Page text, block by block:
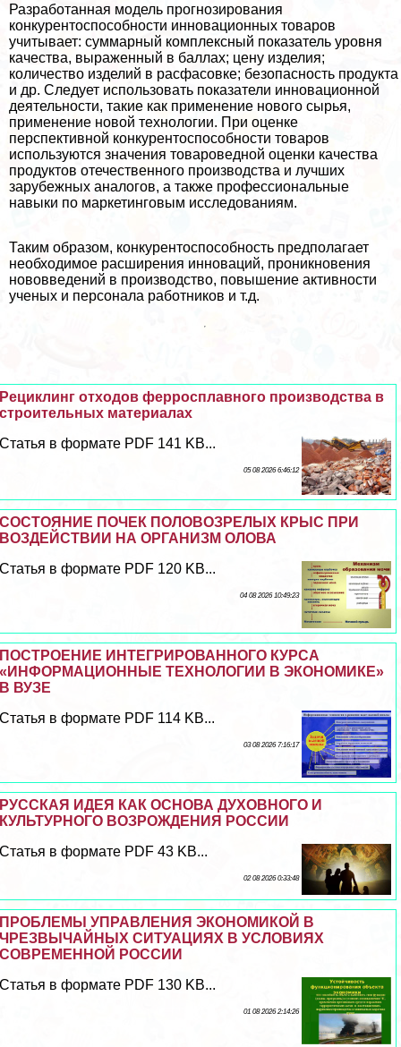
Разработанная модель прогнозирования
конкурентоспособности инновационных товаров
учитывает: суммарный комплексный показатель уровня
качества, выраженный в баллах; цену изделия;
количество изделий в расфасовке; безопасность продукта
и др. Следует использовать показатели инновационной
деятельности, такие как применение нового сырья,
применение новой технологии. При оценке
перспективной конкурентоспособности товаров
используются значения товароведной оценки качества
продуктов отечественного производства и лучших
зарубежных аналогов, а также профессиональные
навыки по маркетинговым исследованиям.
Таким образом, конкурентоспособность предполагает
необходимое расширения инноваций, проникновения
нововведений в производство, повышение активности
ученых и персонала работников и т.д.
Рециклинг отходов ферросплавного производства в
строительных материалах
Статья в формате PDF 141 KB...
05 08 2026 6:46:12
СОСТОЯНИЕ ПОЧЕК ПОЛОВОЗРЕЛЫХ КРЫС ПРИ
ВОЗДЕЙСТВИИ НА ОРГАНИЗМ ОЛОВА
Статья в формате PDF 120 KB...
04 08 2026 10:49:23
ПОСТРОЕНИЕ ИНТЕГРИРОВАННОГО КУРСА
«ИНФОРМАЦИОННЫЕ ТЕХНОЛОГИИ В ЭКОНОМИКЕ»
В ВУЗЕ
Статья в формате PDF 114 KB...
03 08 2026 7:16:17
РУССКАЯ ИДЕЯ КАК ОСНОВА ДУХОВНОГО И
КУЛЬТУРНОГО ВОЗРОЖДЕНИЯ РОССИИ
Статья в формате PDF 43 KB...
02 08 2026 0:33:48
ПРОБЛЕМЫ УПРАВЛЕНИЯ ЭКОНОМИКОЙ В
ЧРЕЗВЫЧАЙНЫХ СИТУАЦИЯХ В УСЛОВИЯХ
СОВРЕМЕННОЙ РОССИИ
Статья в формате PDF 130 KB...
01 08 2026 2:14:26